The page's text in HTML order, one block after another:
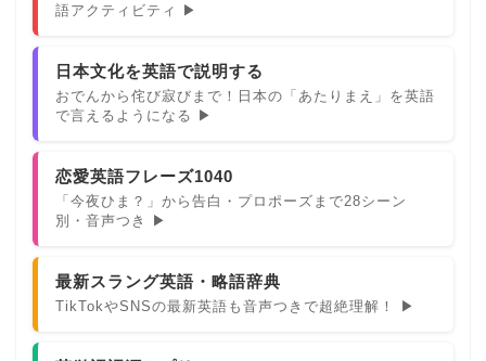
語アクティビティ ▶
日本文化を英語で説明する
おでんから侘び寂びまで！日本の「あたりまえ」を英語
で言えるようになる ▶
恋愛英語フレーズ1040
「今夜ひま？」から告白・プロポーズまで28シーン
別・音声つき ▶
最新スラング英語・略語辞典
TikTokやSNSの最新英語も音声つきで超絶理解！ ▶